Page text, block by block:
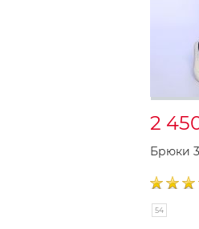
2
Брюки
54